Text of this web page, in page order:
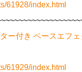
61928/index.html
ー付き ベースエフェ
61929/index.html